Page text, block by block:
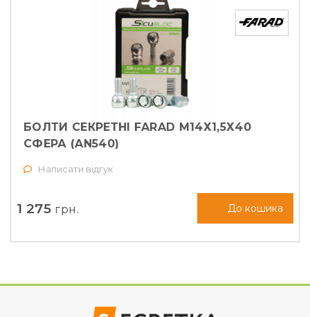
БОЛТИ СЕКРЕТНІ FARAD М14Х1,5Х40
СФЕРА (AN540)
Написати відгук
1 275 грн. До кошика